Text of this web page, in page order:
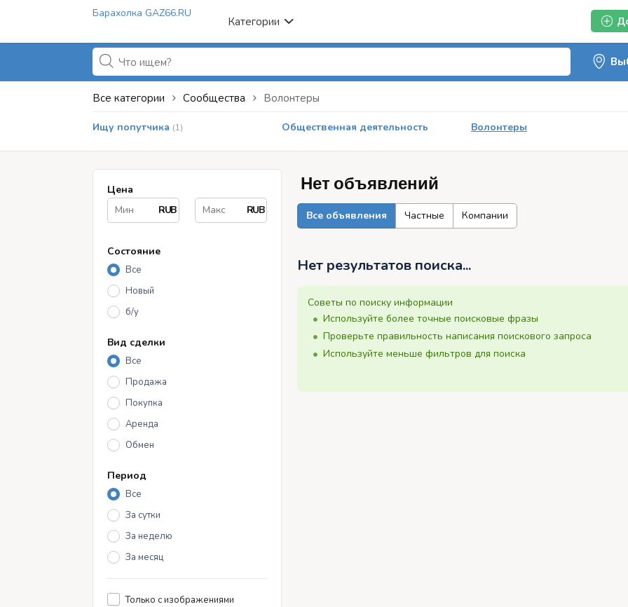
Барахолка GAZ66.RU
Категории
Все категории Сообщества Волонтеры
Ищу попутчика (1) Общественная деятельность Волонтеры
Цена
RUB
RUB
Состояние
Все
Новый
б/у
Вид сделки
Все
Продажа
Покупка
Аренда
Обмен
Период
Все
За сутки
За неделю
За месяц
Только с изображениями
Нет объявлений
Все объявления Частные Компании
Нет результатов поиска...
Советы по поиску информации
Используйте более точные поисковые фразы
Проверьте правильность написания поискового запроса
Используйте меньше фильтров для поиска